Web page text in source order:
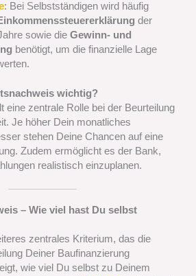
: Bei Selbstständigen wird häufig
der
sowie die Gewinn- und
benötigt, um die finanzielle Lage
wichtig?
eine zentrale Rolle bei der Beurteilung
Je höher Dein monatliches
stehen Deine Chancen auf eine
Zudem ermöglicht es der Bank,
realistisch einzuplanen.
– Wie viel hast Du selbst
zentrales Kriterium, das die
Deiner Baufinanzierung
wie viel Du selbst zu Deinem